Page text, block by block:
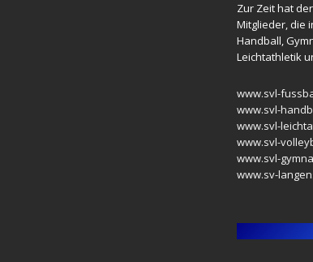
Zur Zeit hat
Mitglieder, die
Handball,
Leichtathletik
www.svl-
www.svl-
www.svl-
www.svl-
www.svl-
www.sv-